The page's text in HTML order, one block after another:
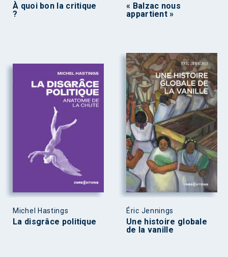
À quoi bon la critique
?
« Balzac nous
appartient »
Michel Hastings
La disgrâce politique
Éric Jennings
Une histoire globale
de la vanille